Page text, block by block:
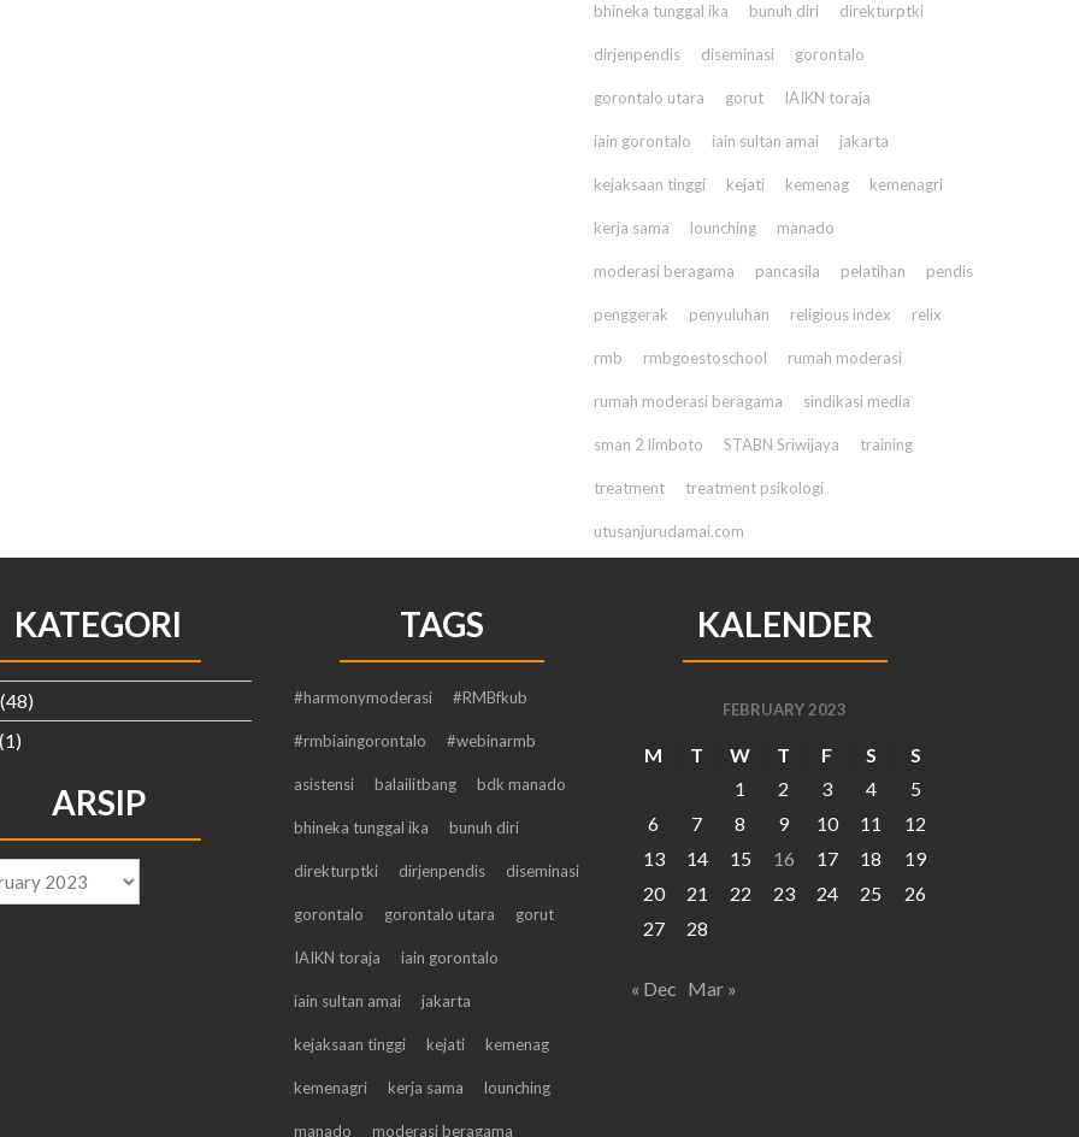
bhineka tunggal ika bunuh diri direkturptki
dirjenpendis diseminasi gorontalo
gorontalo utara gorut IAIKN toraja
iain gorontalo iain sultan amai jakarta
kejaksaan tinggi kejati kemenag kemenagri
kerja sama lounching manado
moderasi beragama pancasila pelatihan pendis
penggerak penyuluhan religious index relix
rmb rmbgoestoschool rumah moderasi
rumah moderasi beragama sindikasi media
sman 2 limboto STABN Sriwijaya training
treatment treatment psikologi
utusanjurudamai.com
KATEGORI
(48)
(1)
ARSIP
TAGS
#harmonymoderasi #RMBfkub
#rmbiaingorontalo #webinarmb
asistensi balailitbang bdk manado
bhineka tunggal ika bunuh diri
direkturptki dirjenpendis diseminasi
gorontalo gorontalo utara gorut
IAIKN toraja iain gorontalo
iain sultan amai jakarta
kejaksaan tinggi kejati kemenag
kemenagri kerja sama lounching
manado moderasi beragama
KALENDER
FEBRUARY 2023
M T W T F S
S
1
2 3 4
5
6
7 8 9 10 11
12
13
14 15 16 17 18
19
20
21 22 23 24 25
26
27
28
« Dec Mar »